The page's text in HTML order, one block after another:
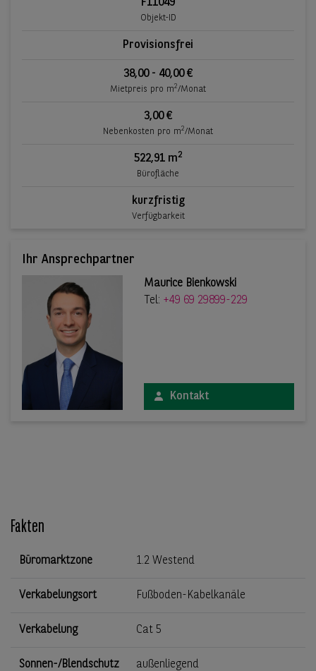
F11049
Objekt-ID
Provisionsfrei
38,00 - 40,00 €
Mietpreis pro m2/Monat
3,00 €
Nebenkosten pro m2/Monat
522,91 m2
Bürofläche
kurzfristig
Verfügbarkeit
Ihr Ansprechpartner
Maurice Bienkowski
Tel: +49 69 29899-229
Kontakt
Fakten
Büromarktzone 1.2 Westend
Verkabelungsort Fußboden-Kabelkanäle
Verkabelung Cat 5
Sonnen-/Blendschutz außenliegend